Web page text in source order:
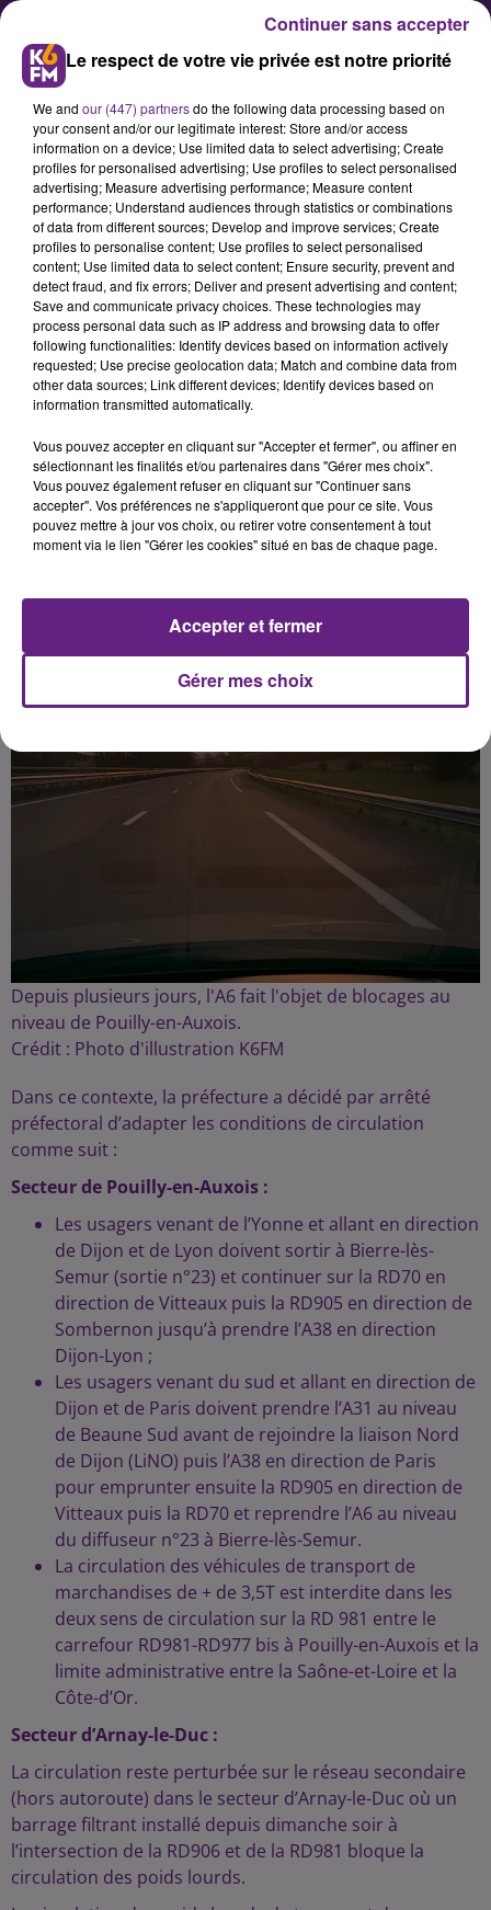
Agriculteurs : blocages,
fermetures… le point en Côte-
d’Or ce mardi
L’action de blocage débutée
dimanche soir sur l’A6 au niveau de
Pouilly-en-Auxois se poursuit. La
deux sens sur l’A6 entre Bierre-lès-
Semur et Beaune Nord (sortie 24
Saint-Nicolas).
Depuis plusieurs jours, l'A6 fait l'objet de blocages au
niveau de Pouilly-en-Auxois.
Crédit : Photo d'illustration K6FM
Dans ce contexte, la préfecture a décidé par arrêté
préfectoral d’adapter les conditions de circulation
comme suit :
Secteur de Pouilly-en-Auxois :
Les usagers venant de l’Yonne et allant en direction
de Dijon et de Lyon doivent sortir à Bierre-lès-
Semur (sortie n°23) et continuer sur la RD70 en
direction de Vitteaux puis la RD905 en direction de
Sombernon jusqu’à prendre l’A38 en direction
Dijon-Lyon ;
Les usagers venant du sud et allant en direction de
Dijon et de Paris doivent prendre l’A31 au niveau
de Beaune Sud avant de rejoindre la liaison Nord
de Dijon (LiNO) puis l’A38 en direction de Paris
pour emprunter ensuite la RD905 en direction de
Vitteaux puis la RD70 et reprendre l’A6 au niveau
du diffuseur n°23 à Bierre-lès-Semur.
La circulation des véhicules de transport de
marchandises de + de 3,5T est interdite dans les
deux sens de circulation sur la RD 981 entre le
carrefour RD981-RD977 bis à Pouilly-en-Auxois et la
limite administrative entre la Saône-et-Loire et la
Côte-d’Or.
Secteur d’Arnay-le-Duc :
La circulation reste perturbée sur le réseau secondaire
(hors autoroute) dans le secteur d’Arnay-le-Duc où un
barrage filtrant installé depuis dimanche soir à
l’intersection de la RD906 et de la RD981 bloque la
circulation des poids lourds.
Le respect de votre vie privée est notre priorité
We and our (447) partnersdo the following data processing based on
your consent and/or our legitimate interest: Store and/or access
information on a device; Use limited data to select advertising; Create
profiles for personalised advertising; Use profiles to select personalised
advertising; Measure advertising performance; Measure content
performance; Understand audiences through statistics or combinations
of data from different sources; Develop and improve services; Create
profiles to personalise content; Use profiles to select personalised
content; Use limited data to select content; Ensure security, prevent and
detect fraud, and fix errors; Deliver and present advertising and content;
Save and communicate privacy choices. These technologies may
process personal data such as IP address and browsing data to offer
following functionalities: Identify devices based on information actively
requested; Use precise geolocation data; Match and combine data from
other data sources; Link different devices; Identify devices based on
information transmitted automatically.
Vous pouvez accepter en cliquant sur "Accepter et fermer", ou affiner en
sélectionnant les finalités et/ou partenaires dans "Gérer mes choix".
Vous pouvez également refuser en cliquant sur "Continuer sans
accepter". Vos préférences ne s'appliqueront que pour ce site. Vous
pouvez mettre à jour vos choix, ou retirer votre consentement à tout
moment via le lien "Gérer les cookies" situé en bas de chaque page.
Gérer mes choix
Accepter et fermer
Continuer sans accepter